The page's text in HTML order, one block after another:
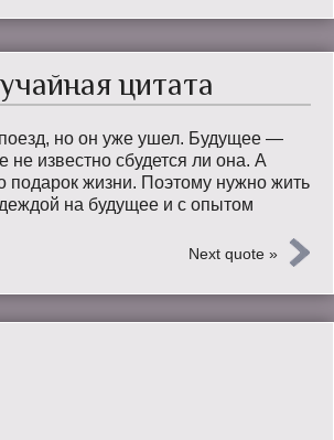
цитата
но он уже ушел. Будущее —
не известно сбудется ли она. А
подарок жизни. Поэтому нужно жить
на будущее и с опытом
Next quote »